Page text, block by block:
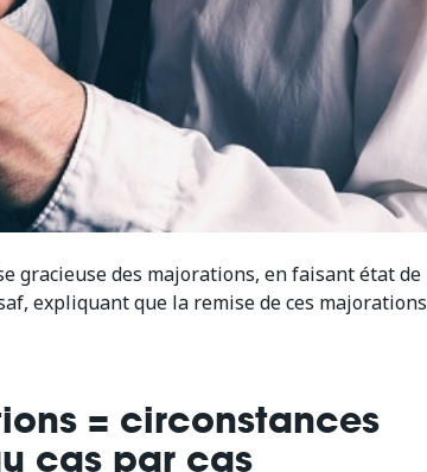
gracieuse des majorations, en faisant état de
expliquant que la remise de ces majorations
= circonstances
cas par cas